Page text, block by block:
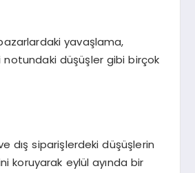
pazarlardaki yavaşlama,
notundaki düşüşler gibi birçok
dış siparişlerdeki düşüşlerin
koruyarak eylül ayında bir